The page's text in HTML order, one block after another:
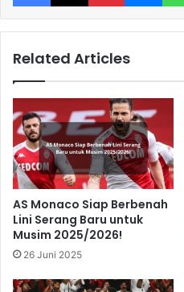
Related Articles
AS Monaco Siap Berbenah
Lini Serang Baru untuk
Musim 2025/2026!
26 Juni 2025